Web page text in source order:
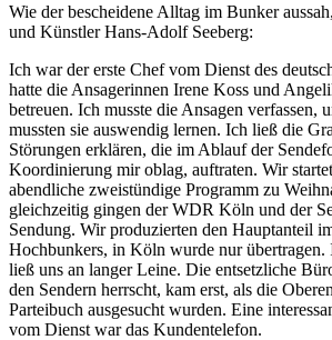
Wie der bescheidene Alltag im Bunker
und Künstler Hans-Adolf Seeberg:
Ich war der erste Chef vom Dienst des
hatte die Ansagerinnen Irene Koss und
betreuen. Ich musste die Ansagen verfassen,
mussten sie auswendig lernen. Ich ließ die
Störungen erklären, die im Ablauf der
Koordinierung mir oblag, auftraten. Wir
abendliche zweistündige Programm zu
gleichzeitig gingen der WDR Köln und der
Sendung. Wir produzierten den Hauptanteil
Hochbunkers, in Köln wurde nur übertragen.
ließ uns an langer Leine. Die entsetzliche
den Sendern herrscht, kam erst, als die
Parteibuch ausgesucht wurden. Eine
vom Dienst war das Kundentelefon.